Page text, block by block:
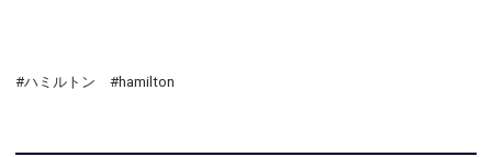
#ハミルトン #hamilton